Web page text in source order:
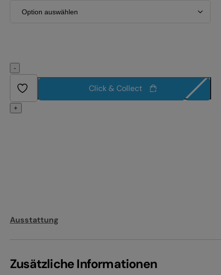
-
+
Click & Collect
Ausstattung
Zusätzliche Informationen